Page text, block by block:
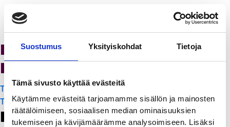
Suostumus Yksityiskohdat Tietoja
Tämä sivusto käyttää evästeitä
Käytämme evästeitä tarjoamamme sisällön ja mainosten
räätälöimiseen, sosiaalisen median ominaisuuksien
tukemiseen ja kävijämäärämme analysoimiseen. Lisäksi
K-Citymarket Pori
Puuvilla
Artikkelien
selaus
Turo’s Heavy Kebab Puuvilla
Turo’s Heavy Kebab Puuvilla
Leave a Reply